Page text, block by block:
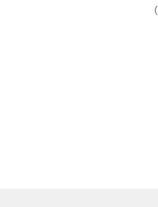
（